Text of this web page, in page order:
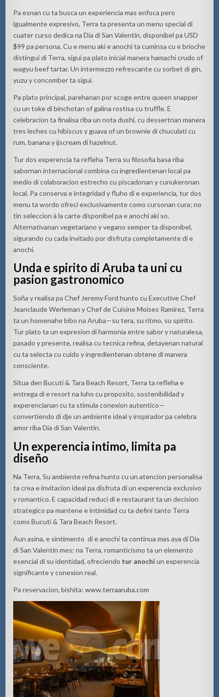
Pa esnan cu ta busca un experiencia mas enfoca pero
igualmente expresivo, Terra ta presenta un menu special di
cuater curso dedica na Dia di San Valentin, disponibel pa USD
$99 pa persona. Cu e menu aki e anochi ta cuminsa cu e brioche
distingui di Terra, sigui pa plato inicial manera hamachi crudo of
wagyu beef tartar. Un intermezzo refrescante cu sorbet di gin,
yuzu y concomber ta sigui.
Pa plato principal, parehanan por scoge entre queen snapper
cu un toke di binchotan of galina rostisa cu truffle. E
celebracion ta finalisa riba un nota dushi, cu dessertnan manera
tres leches cu hibiscus y guava of un brownie di chuculati cu
rum, banana y ijscream di hazelnut.
Tur dos experencia ta refleha Terra su filosofia basa riba
sabornan internacional combina cu ingredientenan local pa
medio di colaboracion estrecho cu piscadonan y cunukeronan
local. Pa conserva e integridad y fluho di e experiencia, tur dos
menu ta wordo ofreci exclusivamente como cursonan cura; no
tin seleccion à la carte disponibel pa e anochi aki so.
Alternativanan vegetariano y vegano semper ta disponibel,
sigurando cu cada invitado por disfruta completamente di e
anochi.
Unda e spirito di Aruba ta uni cu
pasion gastronomico
Soña y realisa pa Chef Jeremy Ford hunto cu Executive Chef
Jeanclaude Werleman y Chef de Cuisine Moises Ramirez, Terra
ta un homenahe bibo na Aruba—su tera, su ritmo, su spirito.
Tur plato ta un expresion di harmonia entre sabor y naturalesa,
pasado y presente, realisa cu tecnica refina, detayenan natural
cu ta selecta cu cuido y ingredientenan obtene di manera
consciente.
Situa den Bucuti & Tara Beach Resort, Terra ta refleha e
entrega di e resort na luho cu proposito, sostenibilidad y
experencianan cu ta stimula conexion autentico—
convertiendo di dje un ambiente ideal y inspirador pa celebra
amor riba Dia di San Valentin.
Un experencia intimo, limita pa
diseño
Na Terra, Su ambiente refina hunto cu un atencion personalisa
ta crea e invitacion ideal pa disfruta di un experencia exclusivo
y romantico. E capacidad reduci di e restaurant ta un decision
strategico pa mantene e intimidad cu ta defini tanto Terra
como Bucuti & Tara Beach Resort.
Aun asina, e sintimento di e anochi ta continua mas aya di Dia
di San Valentin mes: na Terra, romanticismo ta un elemento
esencial di su identidad, ofreciendo tur anochi un experencia
significante y conexion real.
Pa reservacion, bishita:www.terraaruba.com